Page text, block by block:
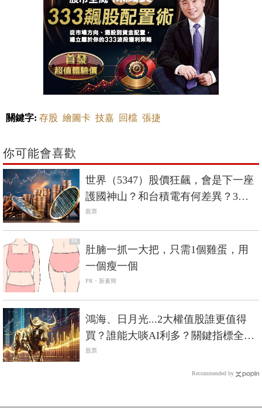
關鍵字: 存股 繪圖卡 技嘉 回檔 張捷
你可能會喜歡
世界（5347）股價狂飆，會是下一座
護國神山？和台積電有何差異？3分
鐘剖析
股票
PR
肚腩一抓一大把，只需1個雞蛋，用
一個瘦一個
PR・新素簡
鴻海、日月光...2大權值股誰更值得
買？誰能大啖AI利多？關鍵指標全比
拚
股票
Recommended by